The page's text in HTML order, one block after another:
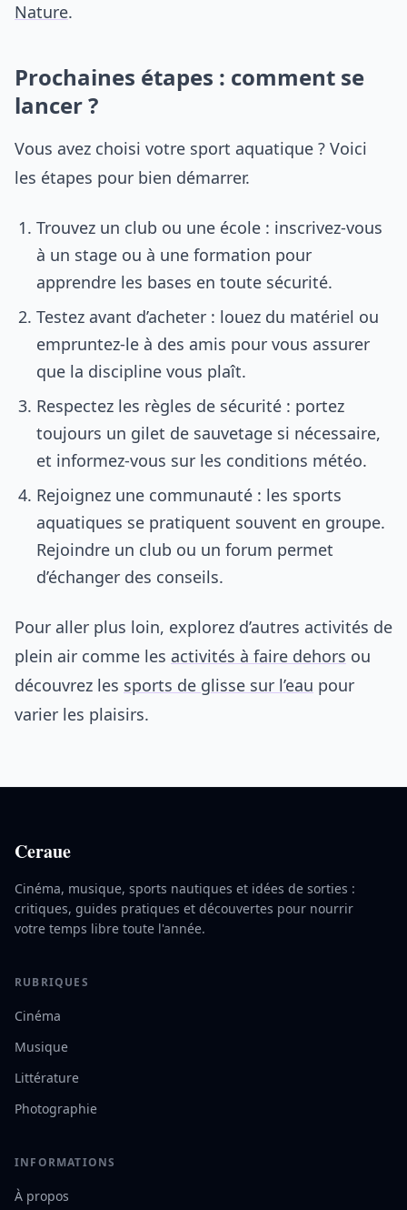
Nature.
Prochaines étapes : comment se
lancer ?
Vous avez choisi votre sport aquatique ? Voici
les étapes pour bien démarrer.
Trouvez un club ou une école : inscrivez-vous
à un stage ou à une formation pour
apprendre les bases en toute sécurité.
Testez avant d’acheter : louez du matériel ou
empruntez-le à des amis pour vous assurer
que la discipline vous plaît.
Respectez les règles de sécurité : portez
toujours un gilet de sauvetage si nécessaire,
et informez-vous sur les conditions météo.
Rejoignez une communauté : les sports
aquatiques se pratiquent souvent en groupe.
Rejoindre un club ou un forum permet
d’échanger des conseils.
Pour aller plus loin, explorez d’autres activités de
plein air comme les activités à faire dehors ou
découvrez les sports de glisse sur l’eau pour
varier les plaisirs.
Ceraue
Cinéma, musique, sports nautiques et idées de sorties :
critiques, guides pratiques et découvertes pour nourrir
votre temps libre toute l'année.
RUBRIQUES
Cinéma
Musique
Littérature
Photographie
INFORMATIONS
À propos